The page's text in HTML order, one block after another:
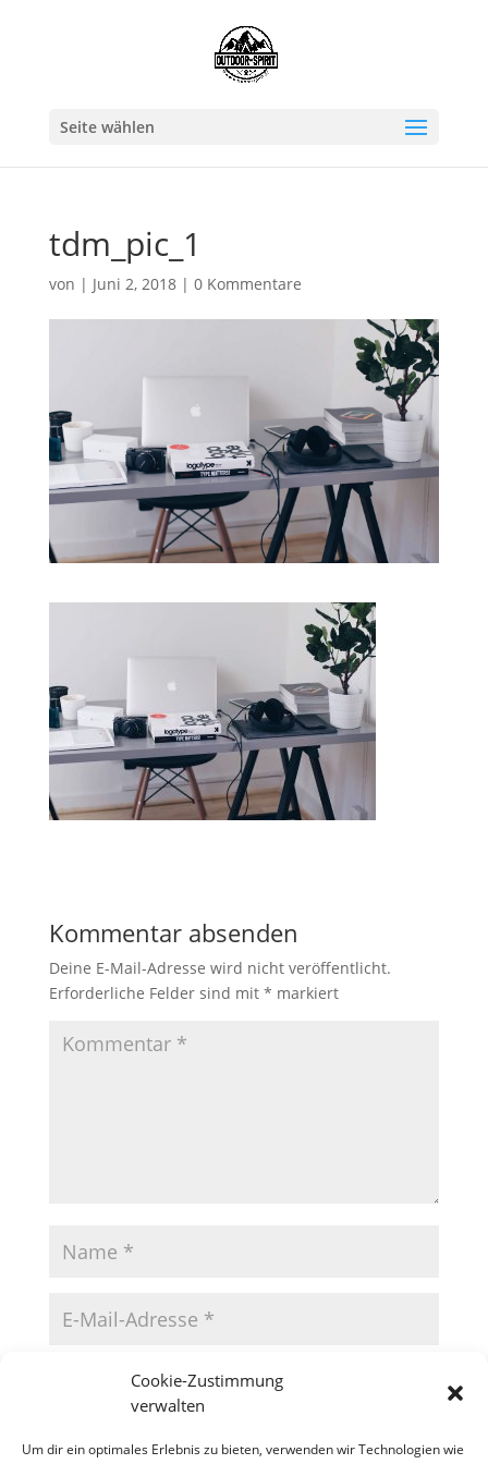
Cookie-Zustimmung
verwalten
Um dir ein optimales Erlebnis zu bieten, verwenden wir Technologien wie
Seite wählen
tdm_pic_1
von | Juni 2, 2018| 0 Kommentare
Kommentar absenden
Deine E-Mail-Adresse wird nicht veröffentlicht.
Erforderliche Felder sind mit * markiert